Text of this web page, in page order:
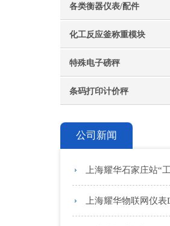
各类衡器仪表/配件
化工反应釜称重模块
特殊电子磅秤
条码打印计价秤
公司新闻
上海耀华石家庄站“
上海耀华物联网仪